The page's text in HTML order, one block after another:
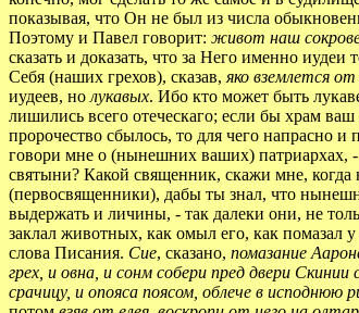
показывая, что Он не был из числа
Поэтому и Павел говорит: живот наш
сказать и доказать, что за Него именно
Себя (наших грехов), сказав, яко вземлется
иудеев, но лукавых. Ибо кто может быть
лишились всего отеческаго; если бы храм
пророчество сбылось, то для чего напрасно
говори мне о (нынешних ваших) патриархах, -
святыни? Какой священник, скажи мне,
(первосвященники), дабы ты знал, что
выдержать и личины, - так далеки они, не
заклал животных, как омыл его, как помазал
слова Писания. Сие, сказано, помазание
грех, и овна, и сонм собери пред двери
срачицу, и опояса поясом, облече в исподнюю